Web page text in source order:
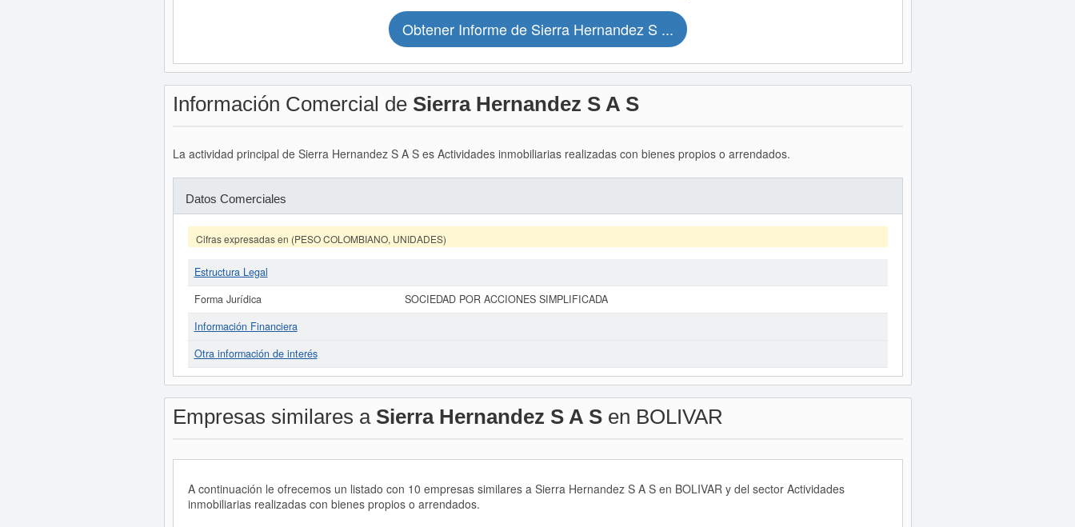
Obtener Informe de Sierra Hernandez S ...
Información Comercial de Sierra Hernandez S A S
La actividad principal de Sierra Hernandez S A S es Actividades inmobiliarias realizadas con bienes propios o arrendados.
Datos Comerciales
Cifras expresadas en (PESO COLOMBIANO, UNIDADES)
Estructura Legal
Forma Jurídica
SOCIEDAD POR ACCIONES SIMPLIFICADA
Información Financiera
Otra información de interés
Empresas similares a Sierra Hernandez S A Sen BOLIVAR
A continuación le ofrecemos un listado con 10 empresas similares a Sierra Hernandez S A S en BOLIVAR y del sector Actividades
inmobiliarias realizadas con bienes propios o arrendados.